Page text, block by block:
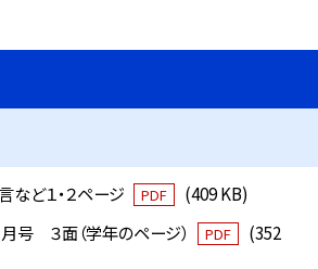
ど１・２ページ PDF
(409 KB)
号 ３面（学年のページ）
PDF
(352